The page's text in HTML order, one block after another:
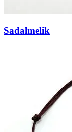
Sadalmelik